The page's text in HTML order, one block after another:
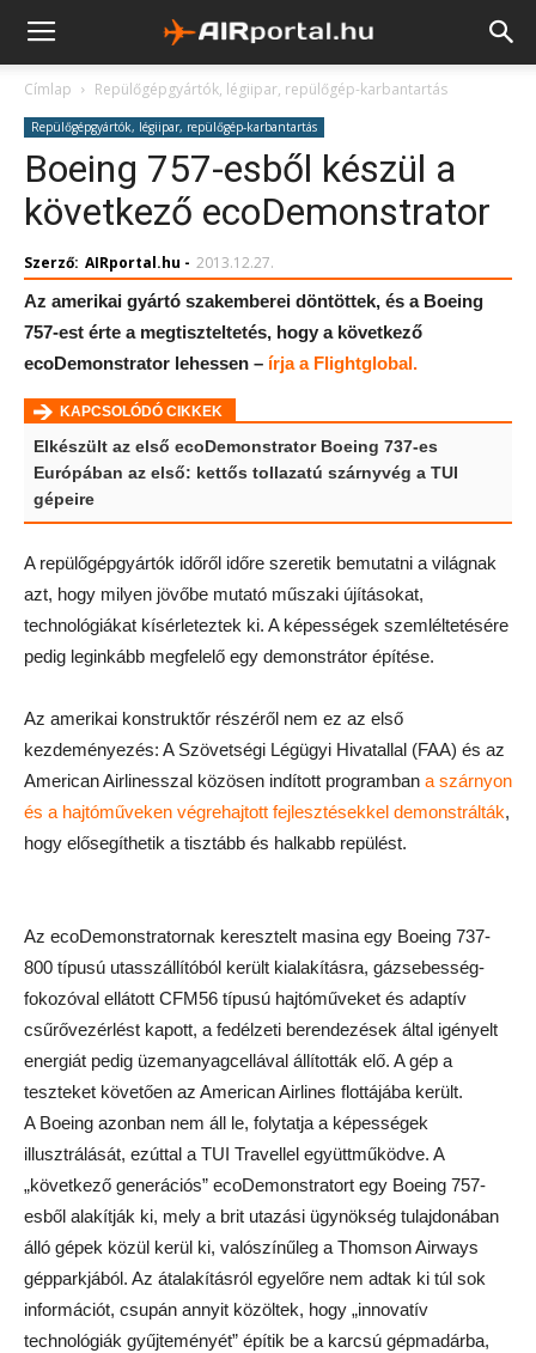
Címlap Repülőgépgyártók, légiipar, repülőgép-karbantartás
Repülőgépgyártók, légiipar, repülőgép-karbantartás
Boeing 757-esből készül a
következő ecoDemonstrator
Szerző: AIRportal.hu - 2013.12.27.
Az amerikai gyártó szakemberei döntöttek, és a Boeing
757-est érte a megtiszteltetés, hogy a következő
ecoDemonstrator lehessen – írja a Flightglobal.
KAPCSOLÓDÓ CIKKEK
Elkészült az első ecoDemonstrator Boeing 737-es
Európában az első: kettős tollazatú szárnyvég a TUI
gépeire
A repülőgépgyártók időről időre szeretik bemutatni a világnak
azt, hogy milyen jövőbe mutató műszaki újításokat,
technológiákat kísérleteztek ki. A képességek szemléltetésére
pedig leginkább megfelelő egy demonstrátor építése.
Az amerikai konstruktőr részéről nem ez az első
kezdeményezés: A Szövetségi Légügyi Hivatallal (FAA) és az
American Airlinesszal közösen indított programban a szárnyon
és a hajtóműveken végrehajtott fejlesztésekkel demonstrálták,
hogy elősegíthetik a tisztább és halkabb repülést.
Az ecoDemonstratornak keresztelt masina egy Boeing 737-
800 típusú utasszállítóból került kialakításra, gázsebesség-
fokozóval ellátott CFM56 típusú hajtóműveket és adaptív
csűrővezérlést kapott, a fedélzeti berendezések által igényelt
energiát pedig üzemanyagcellával állították elő. A gép a
teszteket követően az American Airlines flottájába került.
A Boeing azonban nem áll le, folytatja a képességek
illusztrálását, ezúttal a TUI Travellel együttműködve. A
„következő generációs” ecoDemonstratort egy Boeing 757-
esből alakítják ki, mely a brit utazási ügynökség tulajdonában
álló gépek közül kerül ki, valószínűleg a Thomson Airways
gépparkjából. Az átalakításról egyelőre nem adtak ki túl sok
információt, csupán annyit közöltek, hogy „innovatív
technológiák gyűjteményét” építik be a karcsú gépmadárba,